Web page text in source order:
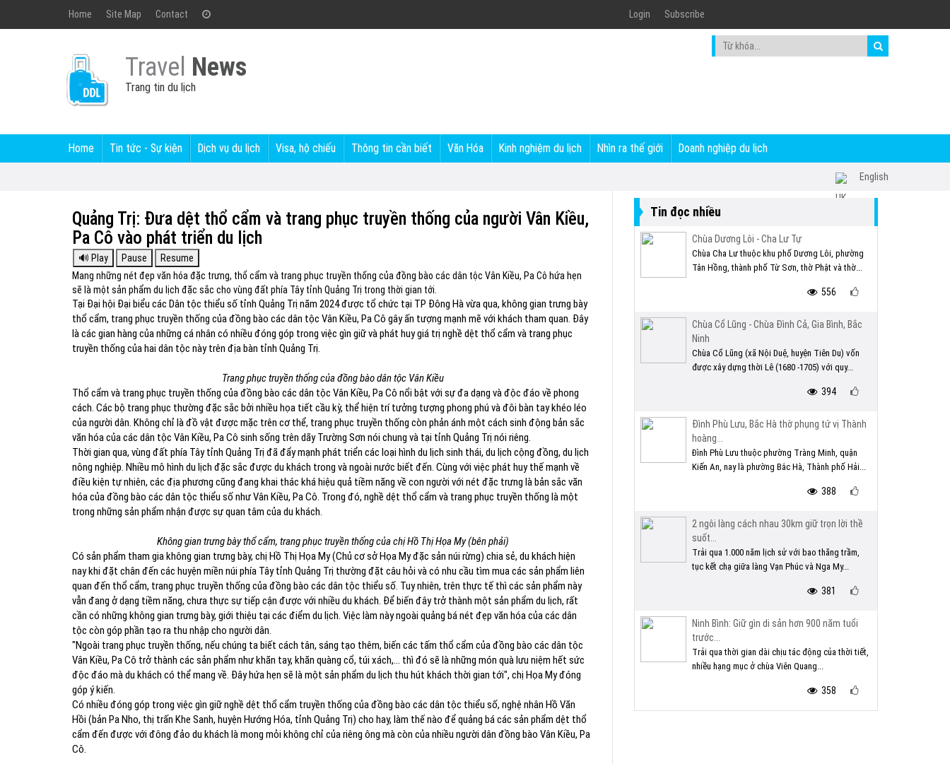
Home Site Map Contact Login Subscribe
Travel News
Trang tin du lịch
Home Tin tức - Sự kiện Dịch vụ du lịch Visa, hộ chiếu Thông tin cần biết Văn Hóa Kinh nghiệm du lịch Nhìn ra thế giới Doanh nghiệp du lịch
English
Quảng Trị: Đưa dệt thổ cẩm và trang phục truyền thống của người Vân Kiều,
Pa Cô vào phát triển du lịch
Mang những nét đẹp văn hóa đặc trưng, thổ cẩm và trang phục truyền thống của đồng bào các dân tộc Vân Kiều, Pa Cô hứa hẹn
sẽ là một sản phẩm du lịch đặc sắc cho vùng đất phía Tây tỉnh Quảng Trị trong thời gian tới.
Tại Đại hội Đại biểu các Dân tộc thiểu số tỉnh Quảng Trị năm 2024 được tổ chức tại TP Đông Hà vừa qua, không gian trưng bày
thổ cẩm, trang phục truyền thống của đồng bào các dân tộc Vân Kiều, Pa Cô gây ấn tượng mạnh mẽ với khách tham quan. Đây
là các gian hàng của những cá nhân có nhiều đóng góp trong việc gìn giữ và phát huy giá trị nghề dệt thổ cẩm và trang phục
truyền thống của hai dân tộc này trên địa bàn tỉnh Quảng Trị.
Trang phục truyền thống của đồng bào dân tộc Vân Kiều
Thổ cẩm và trang phục truyền thống của đồng bào các dân tộc Vân Kiều, Pa Cô nổi bật với sự đa dạng và độc đáo về phong
cách. Các bộ trang phục thường đặc sắc bởi nhiều họa tiết cầu kỳ, thể hiện trí tưởng tượng phong phú và đôi bàn tay khéo léo
của người dân. Không chỉ là đồ vật được mặc trên cơ thể, trang phục truyền thống còn phản ánh một cách sinh động bản sắc
văn hóa của các dân tộc Vân Kiều, Pa Cô sinh sống trên dãy Trường Sơn nói chung và tại tỉnh Quảng Trị nói riêng.
Thời gian qua, vùng đất phía Tây tỉnh Quảng Trị đã đẩy mạnh phát triển các loại hình du lịch sinh thái, du lịch cộng đồng, du lịch
nông nghiệp. Nhiều mô hình du lịch đặc sắc được du khách trong và ngoài nước biết đến. Cùng với việc phát huy thế mạnh về
điều kiện tự nhiên, các địa phương cũng đang khai thác khá hiệu quả tiềm năng về con người với nét đặc trưng là bản sắc văn
hóa của đồng bào các dân tộc thiểu số như Vân Kiều, Pa Cô. Trong đó, nghề dệt thổ cẩm và trang phục truyền thống là một
trong những sản phẩm nhận được sự quan tâm của du khách.
Không gian trưng bày thổ cẩm, trang phục truyền thống của chị Hồ Thị Họa My (bên phải)
Có sản phẩm tham gia không gian trưng bày, chị Hồ Thị Họa My (Chủ cơ sở Họa My đặc sản núi rừng) chia sẻ, du khách hiện
nay khi đặt chân đến các huyện miền núi phía Tây tỉnh Quảng Trị thường đặt câu hỏi và có nhu cầu tìm mua các sản phẩm liên
quan đến thổ cẩm, trang phục truyền thống của đồng bào các dân tộc thiểu số. Tuy nhiên, trên thực tế thì các sản phẩm này
vẫn đang ở dạng tiềm năng, chưa thực sự tiếp cận được với nhiều du khách. Để biến đây trở thành một sản phẩm du lịch, rất
cần có những không gian trưng bày, giới thiệu tại các điểm du lịch. Việc làm này ngoài quảng bá nét đẹp văn hóa của các dân
tộc còn góp phần tạo ra thu nhập cho người dân.
"Ngoài trang phục truyền thống, nếu chúng ta biết cách tân, sáng tạo thêm, biến các tấm thổ cẩm của đồng bào các dân tộc
Vân Kiều, Pa Cô trở thành các sản phẩm như khăn tay, khăn quàng cổ, túi xách,… thì đó sẽ là những món quà lưu niệm hết sức
độc đáo mà du khách có thể mang về. Đây hứa hẹn sẽ là một sản phẩm du lịch thu hút khách thời gian tới", chị Họa My đóng
góp ý kiến.
Có nhiều đóng góp trong việc gìn giữ nghề dệt thổ cẩm truyền thống của đồng bào các dân tộc thiểu số, nghệ nhân Hồ Văn
Hồi (bản Pa Nho, thị trấn Khe Sanh, huyện Hướng Hóa, tỉnh Quảng Trị) cho hay, làm thế nào để quảng bá các sản phẩm dệt thổ
cẩm đến được với đông đảo du khách là mong mỏi không chỉ của riêng ông mà còn của nhiều người dân đồng bào Vân Kiều, Pa
Cô.
Tin đọc nhiều
Chùa Dương Lôi - Cha Lư Tự
Chùa Cha Lư thuộc khu phố Dương Lôi, phường
Tân Hồng, thành phố Từ Sơn, thờ Phật và thờ...
556
Chùa Cổ Lũng - Chùa Đình Cả, Gia Bình, Bắc
Ninh
Chùa Cổ Lũng (xã Nội Duệ, huyện Tiên Du) vốn
được xây dựng thời Lê (1680 -1705) với quy...
394
Đình Phù Lưu, Bắc Hà thờ phụng tứ vị Thành
hoàng...
Đình Phù Lưu thuộc phường Tràng Minh, quận
Kiến An, nay là phường Bắc Hà, Thành phố Hải...
388
2 ngôi làng cách nhau 30km giữ trọn lời thề
suốt...
Trải qua 1.000 năm lịch sử với bao thăng trầm,
tục kết chạ giữa làng Vạn Phúc và Nga My...
381
Ninh Bình: Giữ gìn di sản hơn 900 năm tuổi
trước...
Trải qua thời gian dài chịu tác động của thời tiết,
nhiều hạng mục ở chùa Viên Quang...
358